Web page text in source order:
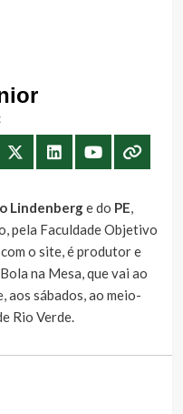
Lindenberge do PE
pela Faculdade Objetivo
o site, é produtor e
na Mesa, que vai ao
aos sábados, ao meio-
Rio Verde.